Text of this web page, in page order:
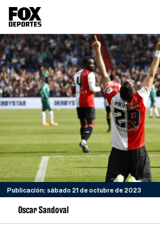
Publicación: sábado 21 de octubre de 2023
Oscar Sandoval